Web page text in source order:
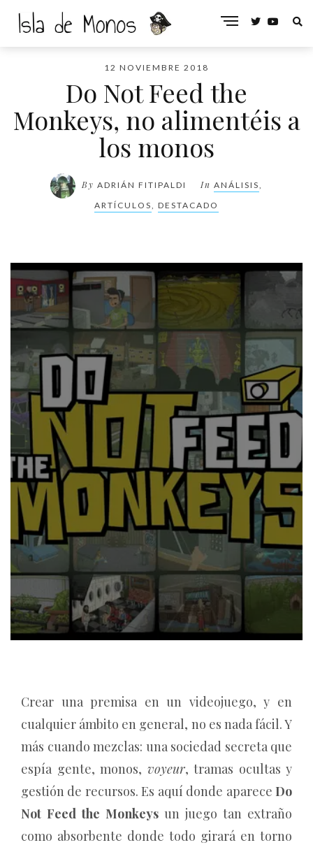
12 NOVIEMBRE 2018
Do Not Feed the
Monkeys, no alimentéis a
los monos
By ADRIÁN FITIPALDI In ANÁLISIS,
ARTÍCULOS, DESTACADO
Crear una premisa en un videojuego, y en
cualquier ámbito en general, no es nada fácil. Y
más cuando mezclas: una sociedad secreta que
espía gente, monos, voyeur, tramas ocultas y
gestión de recursos. Es aquí donde aparece Do
Not Feed the Monkeys un juego tan extraño
como absorbente donde todo girará en torno